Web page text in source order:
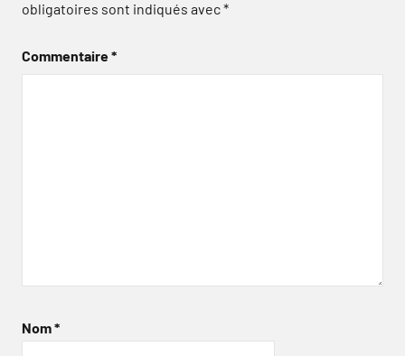
obligatoires sont indiqués avec*
Commentaire*
Nom*